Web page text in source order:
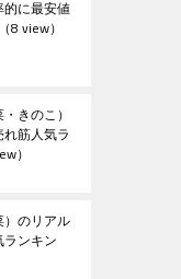
に最安値
（8 view）
きのこ）
筋人気ラ
）
）のリアル
ンキン